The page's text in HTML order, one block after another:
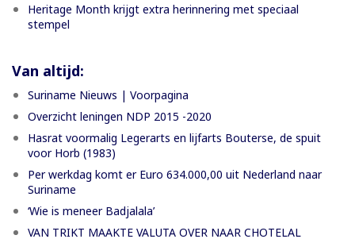
Heritage Month krijgt extra herinnering met speciaal
stempel
Van altijd:
Suriname Nieuws | Voorpagina
Overzicht leningen NDP 2015 -2020
Hasrat voormalig Legerarts en lijfarts Bouterse, de spuit
voor Horb (1983)
Per werkdag komt er Euro 634.000,00 uit Nederland naar
Suriname
‘Wie is meneer Badjalala’
VAN TRIKT MAAKTE VALUTA OVER NAAR CHOTELAL